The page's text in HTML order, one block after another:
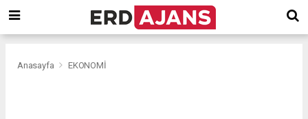
Anasayfa EKONOMİ